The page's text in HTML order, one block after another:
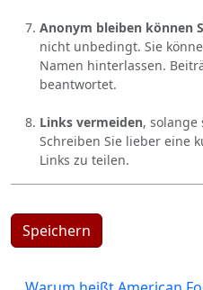
Anonym bleiben können
nicht unbedingt. Sie
Namen hinterlassen.
beantwortet.
Links vermeiden,
Schreiben Sie lieber eine
Links zu teilen.
Speichern